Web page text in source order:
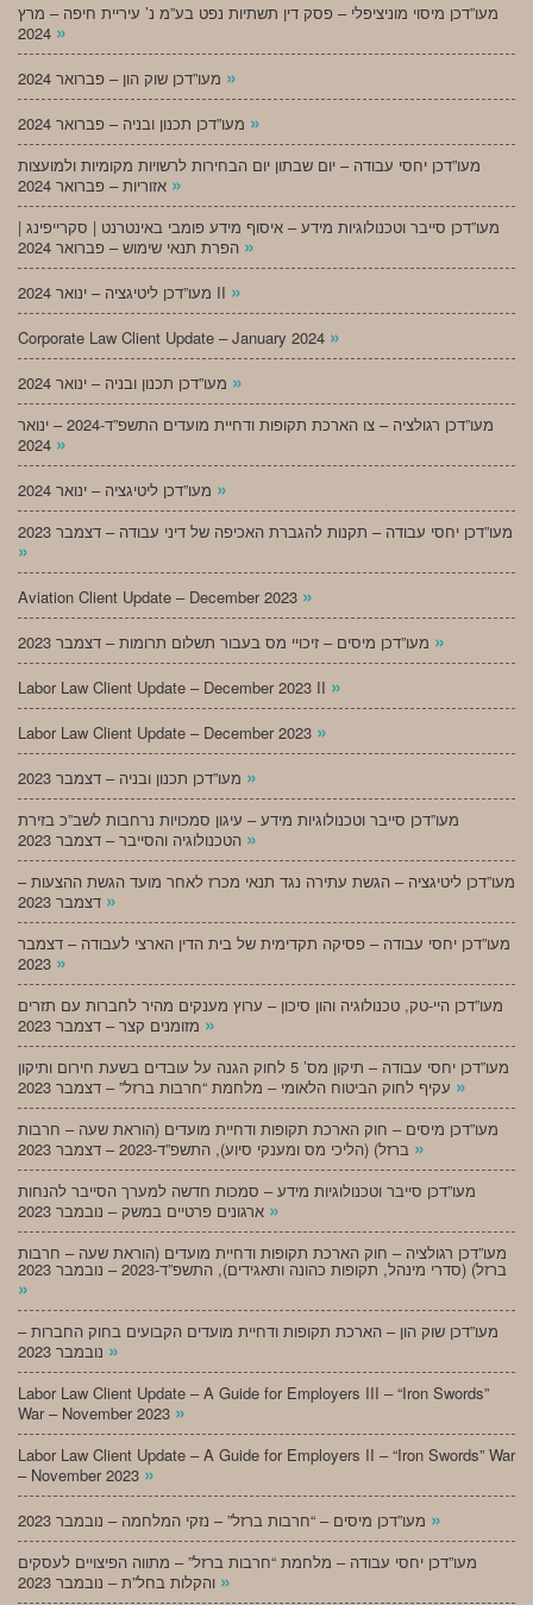
מעו”דכן מיסוי מוניציפלי – פסק דין תשתיות נפט בע”מ נ’ עיריית חיפה – מרץ
»
»
»
מעו”דכן יחסי עבודה – יום שבתון יום הבחירות לרשויות מקומיות ולמועצות
»
מעו”דכן סייבר וטכנולוגיות מידע – איסוף מידע פומבי באינטרנט | סקרייפינג |
»
מעו”דכן ליטיגציה – ינואר 2024 II »
Corporate Law Client Update – January 2024 »
»
מעו”דכן רגולציה – צו הארכת תקופות ודחיית מועדים התשפ”ד-2024 – ינואר
»
»
מעו”דכן יחסי עבודה – תקנות להגברת האכיפה של דיני עבודה – דצמבר 2023
»
Aviation Client Update – December 2023 »
»
Labor Law Client Update – December 2023 II »
Labor Law Client Update – December 2023 »
»
מעו”דכן סייבר וטכנולוגיות מידע – עיגון סמכויות נרחבות לשב”כ בזירת
»
מעו”דכן ליטיגציה – הגשת עתירה נגד תנאי מכרז לאחר מועד הגשת ההצעות –
»
מעו”דכן יחסי עבודה – פסיקה תקדימית של בית הדין הארצי לעבודה – דצמבר
»
מעו”דכן היי-טק, טכנולוגיה והון סיכון – ערוץ מענקים מהיר לחברות עם תזרים
»
מעו”דכן יחסי עבודה – תיקון מס’ 5 לחוק הגנה על עובדים בשעת חירום ותיקון
»
מעו”דכן מיסים – חוק הארכת תקופות ודחיית מועדים (הוראת שעה – חרבות
»
מעו”דכן סייבר וטכנולוגיות מידע – סמכות חדשה למערך הסייבר להנחות
»
מעו”דכן רגולציה – חוק הארכת תקופות ודחיית מועדים (הוראת שעה – חרבות
ברזל) (סדרי מינהל, תקופות כהונה ותאגידים), התשפ”ד-2023 – נובמבר 2023
»
מעו”דכן שוק הון – הארכת תקופות ודחיית מועדים הקבועים בחוק החברות –
»
Labor Law Client Update – A Guide for Employers III – “Iron Swords”
War – November 2023 »
Labor Law Client Update – A Guide for Employers II – “Iron Swords” War
– November 2023 »
»
מעו”דכן יחסי עבודה – מלחמת “חרבות ברזל” – מתווה הפיצויים לעסקים
»